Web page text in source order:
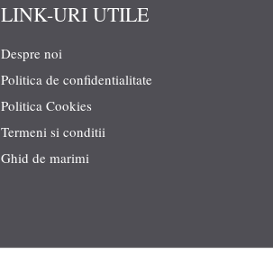
LINK-URI UTILE
Despre noi
Politica de confidentialitate
Politica Cookies
Termeni si conditii
Ghid de marimi